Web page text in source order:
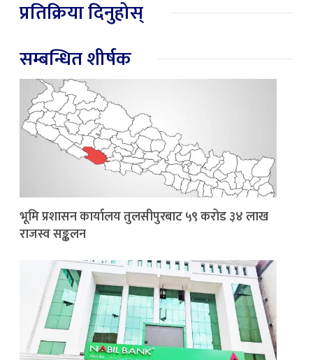
प्रतिक्रिया दिनुहोस्
सम्बन्धित शीर्षक
भूमि प्रशासन कार्यालय तुलसीपुरबाट ५९ करोड ३४ लाख
राजस्व सङ्कलन